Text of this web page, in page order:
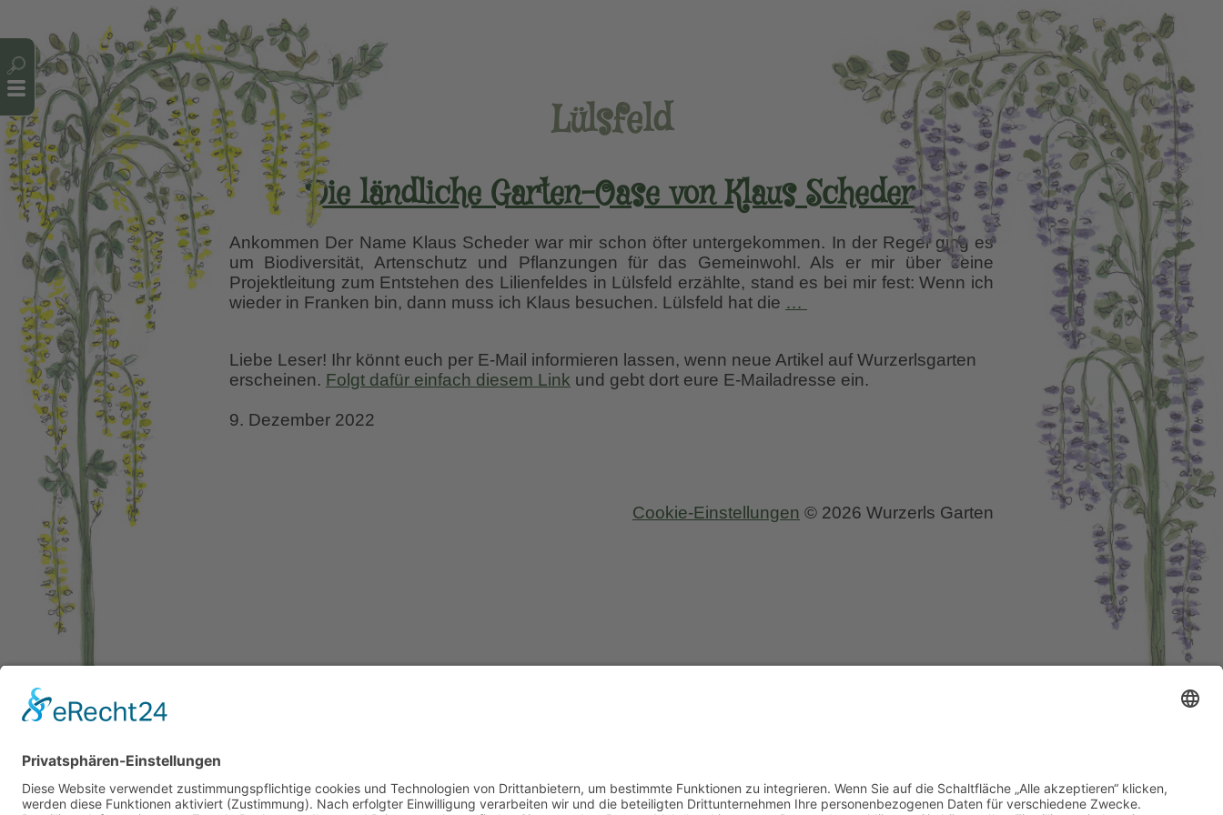
Lülsfeld
Die ländliche Garten-Oase von Klaus Scheder
Ankommen Der Name Klaus Scheder war mir schon öfter untergekommen. In der Regel ging es
um Biodiversität, Artenschutz und Pflanzungen für das Gemeinwohl. Als er mir über seine
Projektleitung zum Entstehen des Lilienfeldes in Lülsfeld erzählte, stand es bei mir fest: Wenn ich
wieder in Franken bin, dann muss ich Klaus besuchen. Lülsfeld hat die …
Oase
von
Liebe Leser! Ihr könnt euch per E-Mail informieren lassen, wenn neue Artikel auf Wurzerlsgarten
erscheinen. Folgt dafür einfach diesem Link und gebt dort eure E-Mailadresse ein.
9. Dezember 2022
Cookie-Einstellungen © 2026 Wurzerls Garten
Cookie-Einstellungen